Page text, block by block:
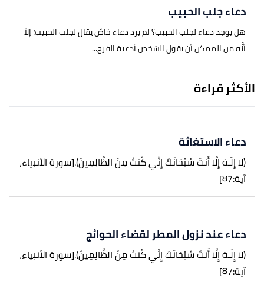
دعاء جلب الحبيب
هل يوجد دعاء لجلب الحبيب؟ لم يرد دعاء خاصّ يقال لجلب الحبيب؛ إلاّ
أنَّه من الممكن أن يقول الشخص أدعية الفرج...
الأكثر قراءة
دعاء الاستغاثة
(لا إِلَـهَ إِلَّا أَنتَ سُبْحَانَكَ إِنِّي كُنتُ مِنَ الظَّالِمِينَ).[سورة الأنبياء،
آية:87]
دعاء عند نزول المطر لقضاء الحوائج
(لا إِلَـهَ إِلَّا أَنتَ سُبْحَانَكَ إِنِّي كُنتُ مِنَ الظَّالِمِينَ).[سورة الأنبياء،
آية:87]